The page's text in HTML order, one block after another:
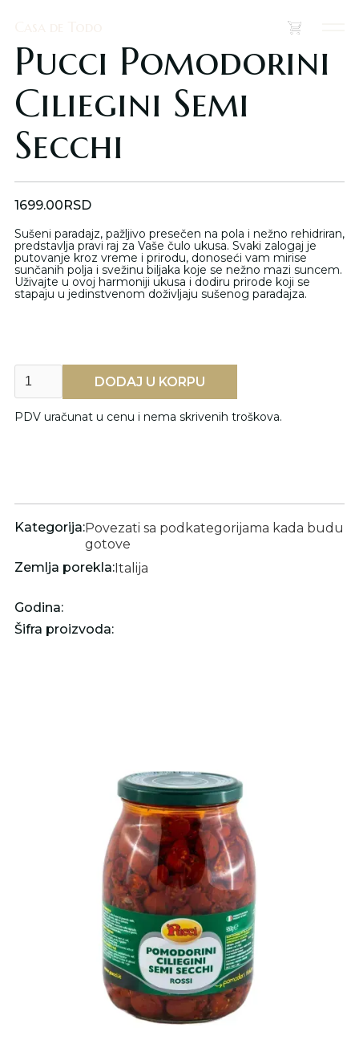
Pucci Pomodorini
Ciliegini Semi
Secchi
1699.00RSD
Sušeni paradajz, pažljivo presečen na pola i nežno rehidriran,
predstavlja pravi raj za Vaše čulo ukusa. Svaki zalogaj je
putovanje kroz vreme i prirodu, donoseći vam mirise
sunčanih polja i svežinu biljaka koje se nežno mazi suncem.
Uživajte u ovoj harmoniji ukusa i dodiru prirode koji se
stapaju u jedinstvenom doživljaju sušenog paradajza.
PDV uračunat u cenu i nema skrivenih troškova.
Kategorija:Povezati sa podkategorijama kada budu
gotove
Zemlja porekla:Italija
Godina:
Šifra proizvoda: